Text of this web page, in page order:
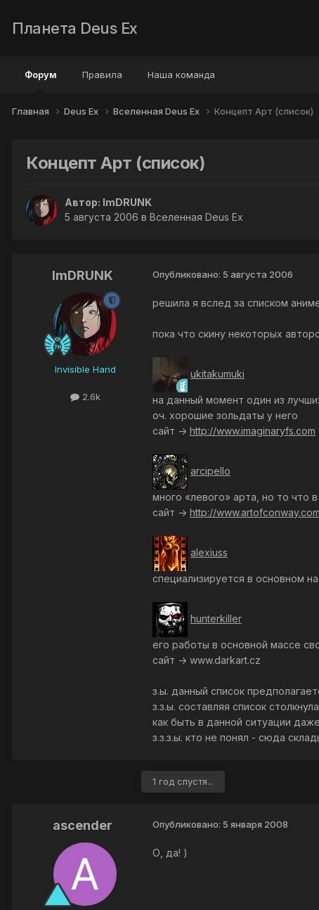
Планета Deus Ex
Форум Правила Наша команда
Главная Deus Ex Вселенная Deus Ex Концепт Арт (список)
Концепт Арт (список)
Автор: ImDRUNK
5 августа 2006 в Вселенная Deus Ex
ImDRUNK
Invisible Hand
2.6k
Опубликовано: 5 августа 2006
решила я вслед за списком
пока что скину некоторых
ukitakumuki
на данный момент один из
оч. хорошие зольдаты у него
сайт -> http://www.imaginaryfs.com
arcipello
много «левого» арта, но то что
сайт -> http://www.artofconway.com
alexiuss
специализируется в основном
hunterkiller
его работы в основной массе
сайт -> www.darkart.cz
з.ы. данный список
з.з.ы. составляя список
как быть в данной ситуации
з.з.з.ы. кто не понял - сюда
1 год спустя...
ascender Опубликовано: 5 января 2008
О, да! )